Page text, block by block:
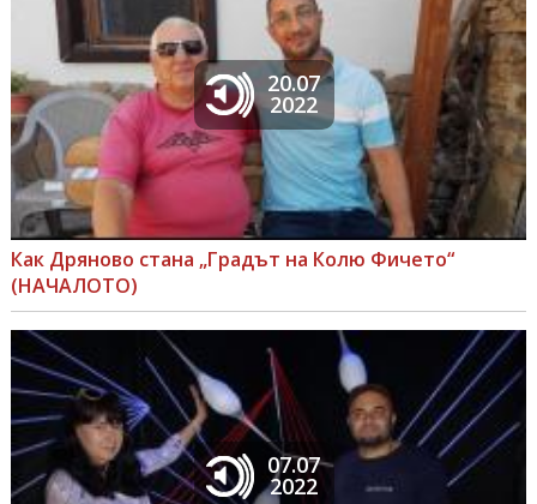
20.07
2022
Как Дряново стана „Градът на Колю Фичето“
(НАЧАЛОТО)
07.07
2022